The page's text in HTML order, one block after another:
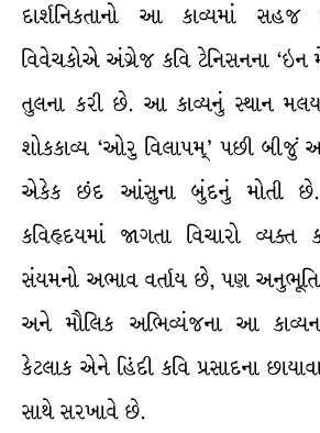
દાર્શનિકતાનો આ કાવ્યમાં
વિવેચકોએ અંગ્રેજ કવિ ટેનિસનના ‘ઇન
તુલના કરી છે. આ કાવ્યનું સ્થાન
શોકકાવ્ય ‘ઓરુ વિલાપમ્’ પછી
એકેક છંદ આંસુના બુંદનું મોતી છે.
કવિહૃદયમાં જાગતા વિચારો વ્યક્ત
સંયમનો અભાવ વર્તાય છે, પણ અનુભૂતિ
અને મૌલિક અભિવ્યંજના આ
કેટલાક એને હિંદી કવિ પ્રસાદના
સાથે સરખાવે છે.